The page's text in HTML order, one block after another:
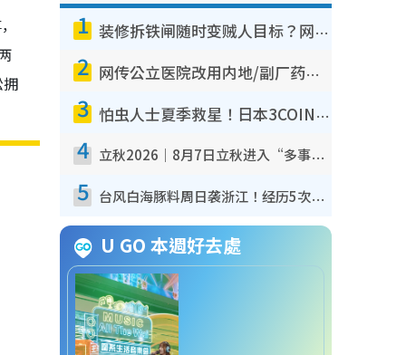
1 装修拆铁闸随时变贼人目标？网友揭2大关键用途：装新款等于白装？附新旧铁闸分别
2 网传公立医院改用内地/副厂药？医生拆解正副厂分别，揭4类人换药随时出事
3 怕虫人士夏季救星！日本3COINS爆红驱虫神器$45起 1招“全程免触碰”轻松搞定小强
4 立秋2026｜8月7日立秋进入“多事之秋” 3件事不可做！专家教6招开运 清杂物／钱包纳气接好运
5 台风白海豚料周日袭浙江！经历5次“眼壁置换”极罕见 成登陆内地最长途台风
U GO 本週好去處